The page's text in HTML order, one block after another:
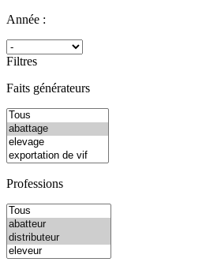
Année :
Filtres
Faits générateurs
Professions